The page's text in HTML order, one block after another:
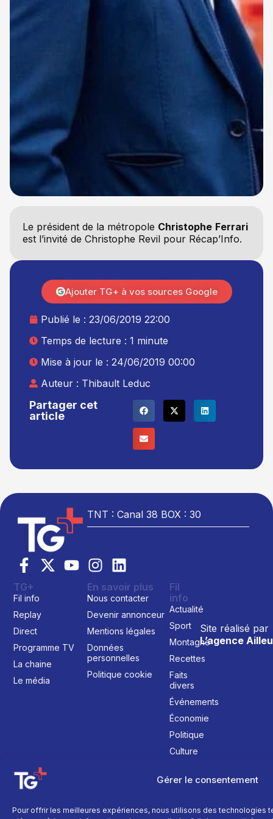
Gérer le consentement
Pour offrir les meilleures expériences, nous utilisons des technologies
Le président de la métropole Christophe Ferrari
est l’invité de Christophe Revil pour Récap’Info.
Partager cet
article
Publié le : 23/06/2019 22:00
Temps de lecture : 1 minute
Mise à jour le : 24/06/2019 00:00
Auteur : Thibault Leduc
Ajouter TG+ à vos sources Google
TNT : Canal 38 BOX : 30
Site réalisé par
L’agence
TG+
Fil info
Replay
Direct
Programme TV
La chaine
Le média
En savoir plus
Nous contacter
Devenir annonceur
Mentions légales
Données
personnelles
Politique cookie
Fil
info
Actualité
Sport
Montagne
Recettes
Faits
divers
Événements
Économie
Politique
Culture